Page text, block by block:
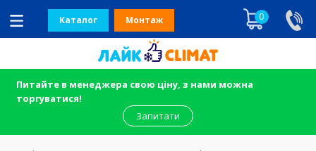
Каталог Монтаж 0
Питайте в менеджера свою ціну, з нами можна
торгуватися!
Запитати